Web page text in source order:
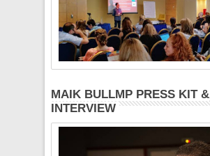
MAIK BULLMP PRESS KIT &
INTERVIEW